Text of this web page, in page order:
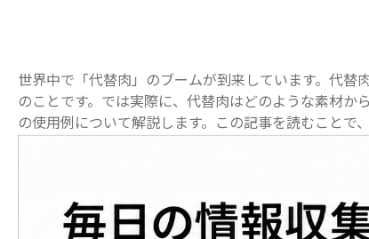
世界中で「代替肉」のブームが到来しています。代替
のことです。では実際に、代替肉はどのような素材
の使用例について解説します。この記事を読むことで